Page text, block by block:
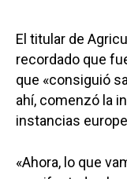
El titular de
recordado que
que «consiguió
ahí, comenzó la
instancias
«Ahora, lo que